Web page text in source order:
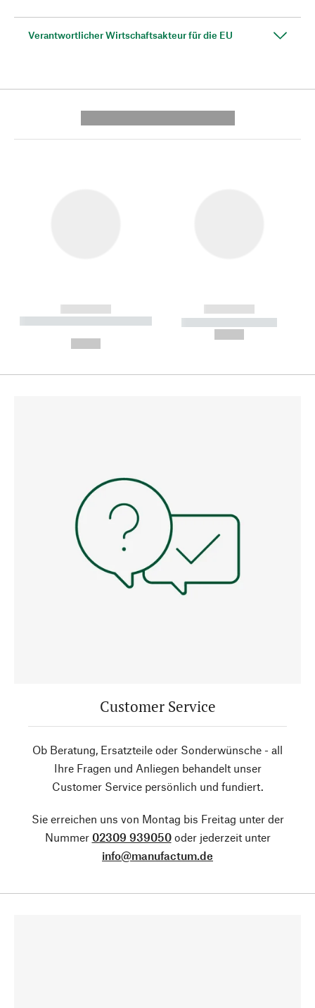
Verantwortlicher Wirtschaftsakteur für die EU
------------
----------- ----------- --------
------------
----------- -----------
Customer Service
Ob Beratung, Ersatzteile oder Sonderwünsche - all
Ihre Fragen und Anliegen behandelt unser
Customer Service persönlich und fundiert.
Sie erreichen uns von Montag bis Freitag unter der
Nummer 02309 939050oder jederzeit unter
info@manufactum.de